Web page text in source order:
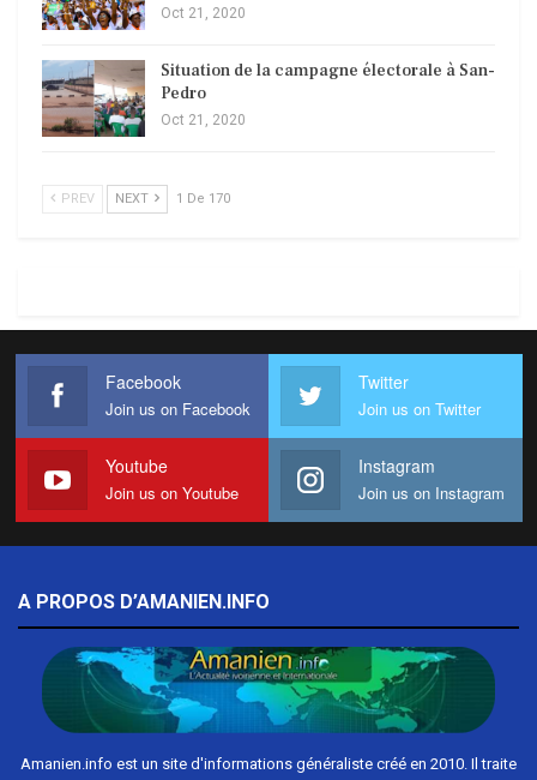
Oct 21, 2020
Situation de la campagne électorale à San-
Pedro
Oct 21, 2020
PREV NEXT 1 De 170
Facebook
Join us on Facebook
Twitter
Join us on Twitter
Youtube
Join us on Youtube
Instagram
Join us on Instagram
A PROPOS D’AMANIEN.INFO
Amanien.info est un site d'informations généraliste créé en 2010. Il traite